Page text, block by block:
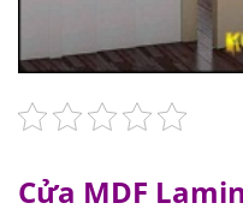
Cửa MDF